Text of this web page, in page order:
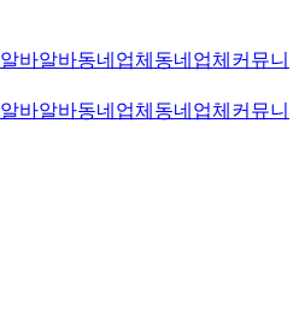
알바알바동네업체 동네업체 커뮤니
알바알바동네업체 동네업체 커뮤니